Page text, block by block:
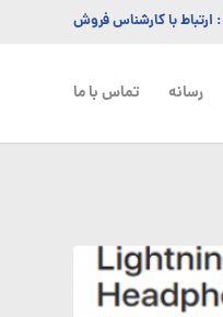
: ارتباط با کارشناس فروش
رسانه تماس با ما